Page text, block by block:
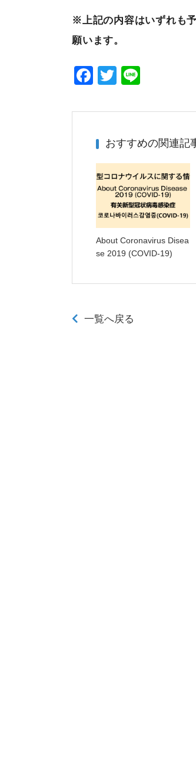
※上記の内容はいずれも
願います。
F
c
b
o
o
k
T
tt e
おすすめの関連記
About Coronavirus Disea
se 2019 (COVID-19)
一覧へ戻る